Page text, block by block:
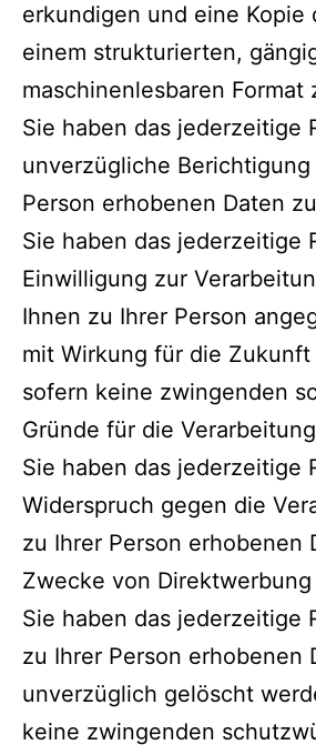
erkundigen und eine Kopie
einem strukturierten,
maschinenlesbaren Format
Sie haben das jederzeitige
unverzügliche
Person erhobenen Daten
Sie haben das jederzeitige
Einwilligung zur
Ihnen zu Ihrer Person
mit Wirkung für die
sofern keine zwingenden
Gründe für die
Sie haben das jederzeitige
Widerspruch gegen die
zu Ihrer Person erhobenen
Zwecke von
Sie haben das jederzeitige
zu Ihrer Person erhobenen
unverzüglich gelöscht
keine zwingenden